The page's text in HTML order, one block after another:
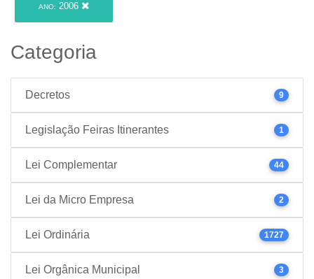
ANO: 2006
Categoria
Decretos 9
Legislação Feiras Itinerantes 1
Lei Complementar 44
Lei da Micro Empresa 2
Lei Ordinária 1727
Lei Orgânica Municipal 3